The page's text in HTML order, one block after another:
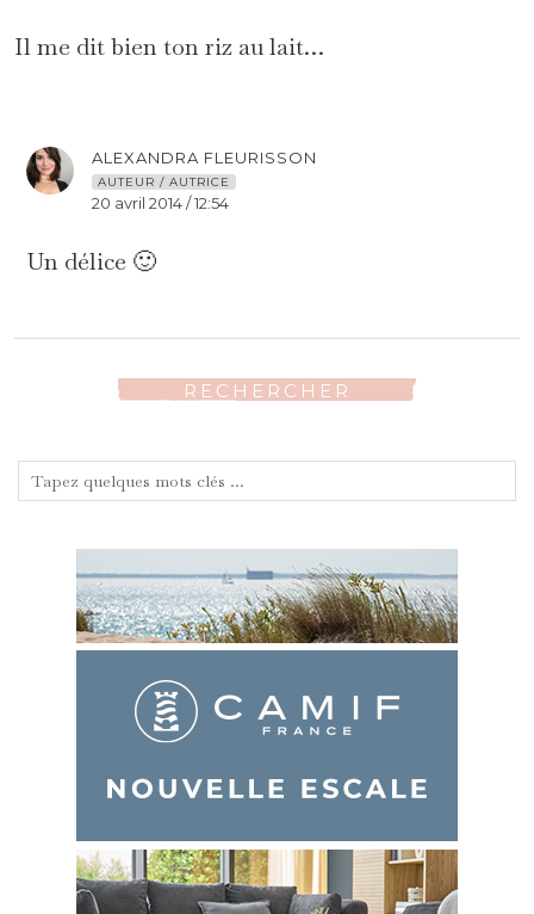
Il me dit bien ton riz au lait…
ALEXANDRA FLEURISSON
AUTEUR / AUTRICE
20 avril 2014 / 12:54
Un délice 🙂
RECHERCHER